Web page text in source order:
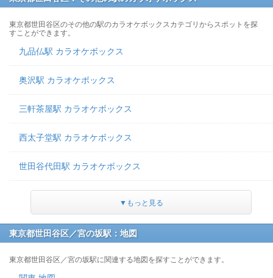
東京都世田谷区のその他の駅のカラオケボックスカテゴリからスポットを探
すことができます。
九品仏駅 カラオケボックス
奥沢駅 カラオケボックス
三軒茶屋駅 カラオケボックス
西太子堂駅 カラオケボックス
世田谷代田駅 カラオケボックス
▼もっと見る
東京都世田谷区／宮の坂駅：地図
東京都世田谷区／宮の坂駅に関連する地図を探すことができます。